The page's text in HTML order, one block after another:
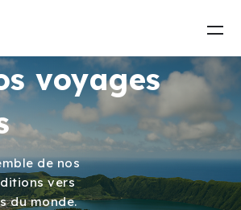
voyages
de nos
vers
du monde.